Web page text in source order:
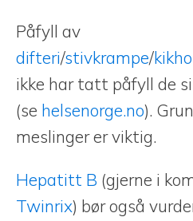
Påfyll av
difteri/stivkrampe/
ikke har tatt påfyll de
(se helsenorge.no).
meslinger er viktig.
Hepatitt B (gjerne i
Twinrix) bør også